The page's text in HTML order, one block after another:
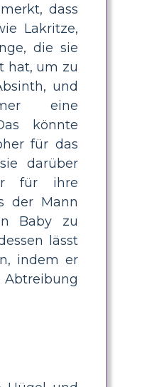
dass
Lakritze,
die sie
hat, um zu
und
eine
könnte
für das
darüber
für ihre
der Mann
Baby zu
lässt
indem er